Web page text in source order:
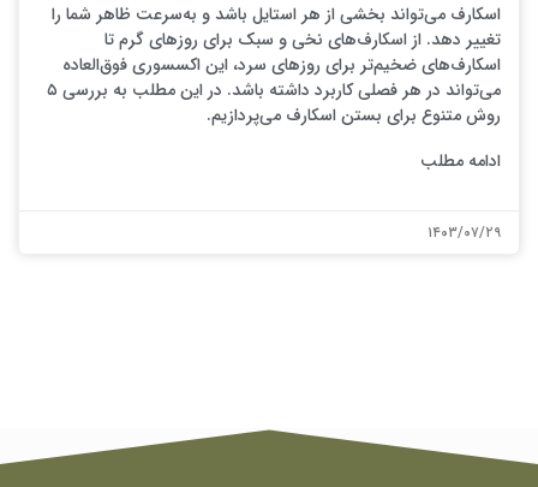
اسکارف می‌تواند بخشی از هر استایل باشد و به‌سرعت ظاهر شما را
تغییر دهد. از اسکارف‌های نخی و سبک برای روزهای گرم تا
اسکارف‌های ضخیم‌تر برای روزهای سرد، این اکسسوری فوق‌العاده
می‌تواند در هر فصلی کاربرد داشته باشد. در این مطلب به بررسی ۵
روش متنوع برای بستن اسکارف می‌پردازیم.
ادامه مطلب
۱۴۰۳/۰۷/۲۹